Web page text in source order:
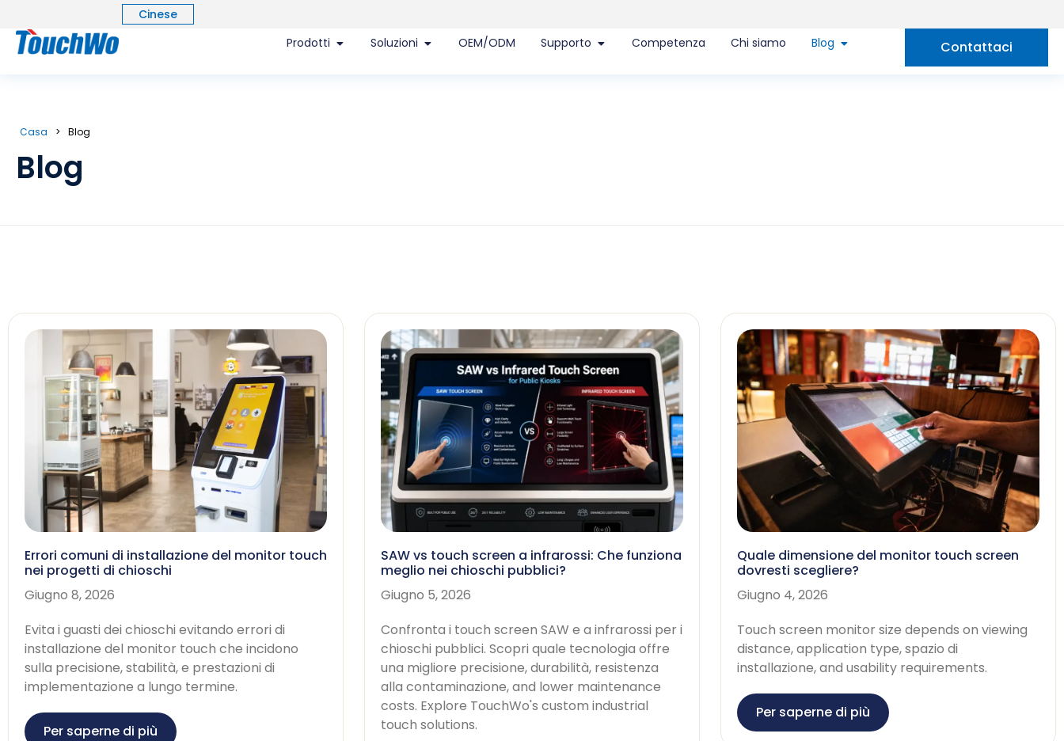
Cinese
Prodotti
Soluzioni OEM/ODM Supporto Competenza Chi siamo Blog Contattaci
Casa > Blog
Blog
Errori comuni di installazione del monitor touch
nei progetti di chioschi
Giugno 8, 2026
Evita i guasti dei chioschi evitando errori di
installazione del monitor touch che incidono
sulla precisione, stabilità, e prestazioni di
implementazione a lungo termine.
Per saperne di più
SAW vs touch screen a infrarossi: Che funziona
meglio nei chioschi pubblici?
Giugno 5, 2026
Confronta i touch screen SAW e a infrarossi per i
chioschi pubblici. Scopri quale tecnologia offre
una migliore precisione, durabilità, resistenza
alla contaminazione,and lower maintenance
costs. Explore TouchWo's custom industrial
touch solutions.
Quale dimensione del monitor touch screen
dovresti scegliere?
Giugno 4, 2026
Touch screen monitor size depends on viewing
distance,application type, spazio di
installazione,and usability requirements.
Per saperne di più